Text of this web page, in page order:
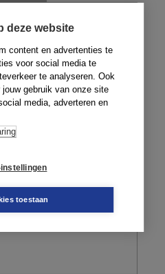
deze website
content en advertenties te
voor social media te
te analyseren. Ook
gebruik van onze site
media, adverteren en
toestaan
om deze website te
te kunnen inloggen,
met de code voor in
boek, klik dan hier.
mijn wachtwoord vergeten